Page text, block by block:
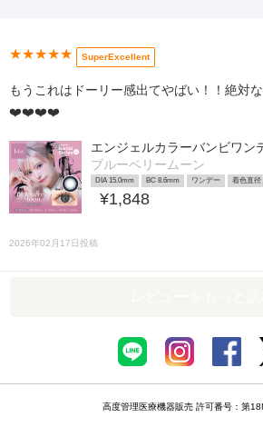
★★★★★ SuperExcellent
もうこれはドーリー感出てやばい！！絶対
❤️❤️❤️❤️
エンジェルカラーバンビワン
ブルーベリームーン
DIA 15.0mm BC 8.6mm ワンデー 着色直径
¥1,848
2026年02月17日投稿
高度管理医療機器販売 許可番号：第